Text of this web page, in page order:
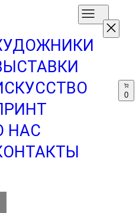
НАС
0